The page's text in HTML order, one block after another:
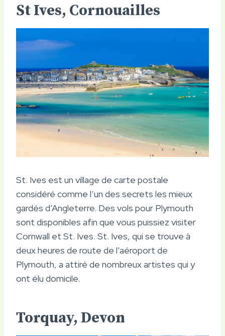
St Ives, Cornouailles
St. Ives est un village de carte postale
considéré comme l’un des secrets les mieux
gardés d’Angleterre. Des vols pour Plymouth
sont disponibles afin que vous puissiez visiter
Cornwall et St. Ives. St. Ives, qui se trouve à
deux heures de route de l’aéroport de
Plymouth, a attiré de nombreux artistes qui y
ont élu domicile.
Torquay, Devon